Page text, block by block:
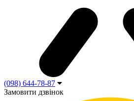
(098) 644-78-87
Замовити дзвінок